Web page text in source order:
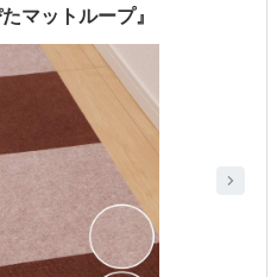
マットループ』